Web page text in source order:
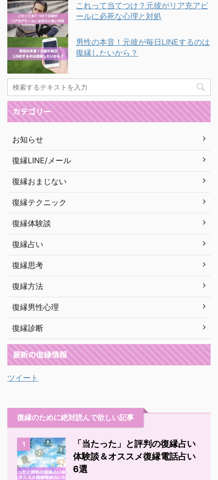
これって当てつけ？元彼がリア充アピ
ールに必死な心理と対処
男性の本音！元彼が毎日LINEするのは
復縁したいから？
カテゴリー
お知らせ
復縁LINE/メール
復縁おまじない
復縁テクニック
復縁体験談
復縁占い
復縁思考
復縁方法
復縁男性心理
復縁診断
最新の復縁情報
ツイート
復縁のために絶対読んで欲しい記事
1
「当たった」と評判の復縁占い
体験談＆オススメ復縁電話占い
6選